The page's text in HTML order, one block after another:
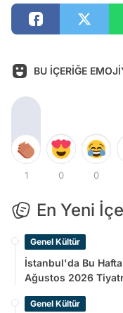
BU İÇERİĞE
1 0 0
En Yeni
Genel Kültür
İstanbul'da Bu
Ağustos 2026
Genel Kültür